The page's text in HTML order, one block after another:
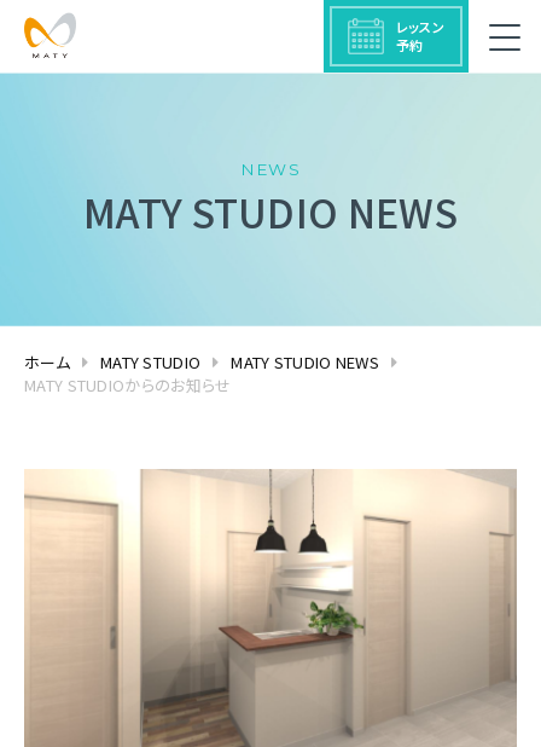
レッスン
予約
NEWS
MATY STUDIO NEWS
ホーム MATY STUDIO
MATY STUDIO NEWS
MATY STUDIOからのお知らせ